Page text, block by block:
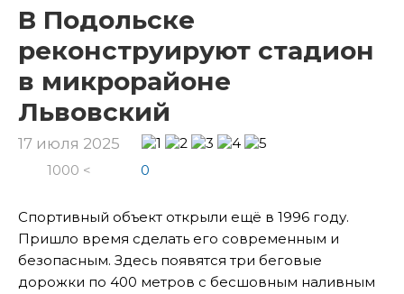
В Подольске
реконструируют стадион
в микрорайоне
Львовский
17 июля 2025
1000 < 0
Спортивный объект открыли ещё в 1996 году.
Пришло время сделать его современным и
безопасным. Здесь появятся три беговые
дорожки по 400 метров с бесшовным наливным